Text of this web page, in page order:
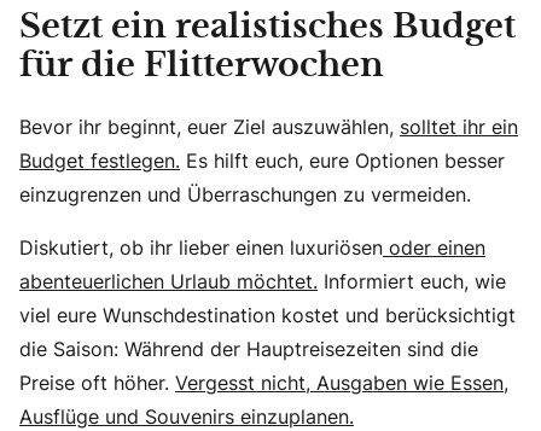
Setzt ein realistisches Budget
für die Flitterwochen
Bevor ihr beginnt, euer Ziel auszuwählen, solltet ihr ein
Budget festlegen. Es hilft euch, eure Optionen besser
einzugrenzen und Überraschungen zu vermeiden.
Diskutiert, ob ihr lieber einen luxuriösen oder einen
abenteuerlichen Urlaub möchtet. Informiert euch, wie
viel eure Wunschdestination kostet und berücksichtigt
die Saison: Während der Hauptreisezeiten sind die
Preise oft höher. Vergesst nicht, Ausgaben wie Essen,
Ausflüge und Souvenirs einzuplanen.